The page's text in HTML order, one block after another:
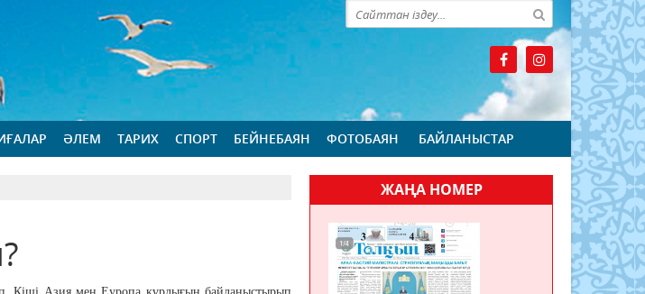
ӘЛЕМ ТАРИХ СПОРТ БЕЙНЕБАЯН ФОТОБАЯН БАЙЛАНЫСТАР
ЖАҢА НОМЕР